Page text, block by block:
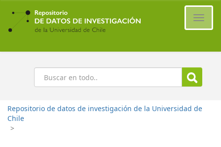
Ir
contenido
principal
Buscar
Repositorio de datos de investigación de la Universidad de
Chile
>